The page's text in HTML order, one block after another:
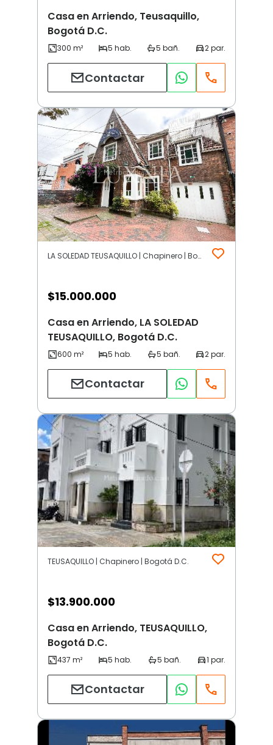
Casa en Arriendo, Teusaquillo,
Bogotá D.C.
Contactar
LA SOLEDAD TEUSAQUILLO | Chapinero | Bogotá D.C.
$15.000.000
Casa en Arriendo, LA SOLEDAD
TEUSAQUILLO, Bogotá D.C.
Contactar
TEUSAQUILLO | Chapinero | Bogotá D.C.
$13.900.000
Casa en Arriendo, TEUSAQUILLO,
Bogotá D.C.
Contactar